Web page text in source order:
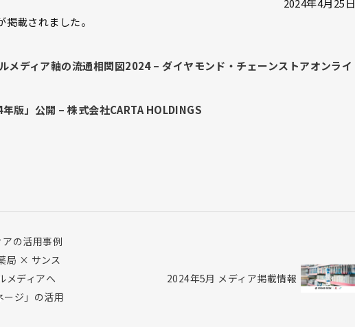
2024年4月25日
載されました。
メディア軸の流通相関図2024 – ダイヤモンド・チェーンストアオンライ
版」公開 – 株式会社CARTA HOLDINGS
の活用事例
局 × サンス
メディアへ
ージ」の活用
2024年5月 メディア掲載情報